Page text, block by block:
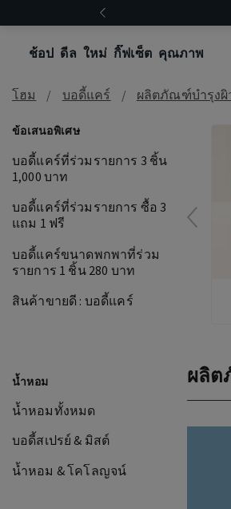
ช้อป ดีล ใหม่ กิ๊ฟเซ็ต คุณภาพ
โฮม บอดี้แคร์ ผลิตภัณฑ์บำรุงผิ
ข้อเสนอพิเศษ
บอดี้แคร์ที่ร่วมรายการ 3 ชิ้น
1,000 บาท
บอดี้แคร์ที่ร่วมรายการ ซื้อ 3
แถม 1 ฟรี
บอดี้แคร์ขนาดพกพาที่ร่วม
รายการ 1 ชิ้น 280 บาท
สินค้าขายดี : บอดี้แคร์
น้ำหอม
น้ำหอมทั้งหมด
บอดี้สเปรย์ & มิสต์
น้ำหอม & โคโลญจน์
ผลิต